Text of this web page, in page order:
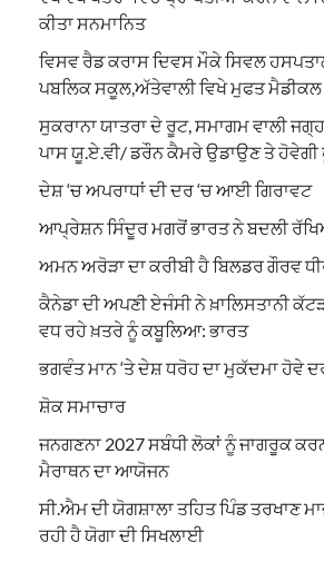
ਕੀਤਾ ਸਨਮਾਨਿਤ
ਵਿਸਵ ਰੈਡ ਕਰਾਸ ਦਿਵਸ ਮੌਕੇ ਸਿਵਲ
ਪਬਲਿਕ ਸਕੂਲ,ਅੱਤੇਵਾਲੀ ਵਿਖੇ ਮੁਫਤ
ਸੁਕਰਾਨਾ ਯਾਤਰਾ ਦੇ ਰੂਟ, ਸਮਾਗਮ ਵਾਲੀ
ਪਾਸ ਯੂ.ਏ.ਵੀ/ ਡਰੌਨ ਕੈਮਰੇ ਉਡਾਉਣ ਤੇ ਹੋਵੇਗੀ
ਦੇਸ਼ ‘ਚ ਅਪਰਾਧਾਂ ਦੀ ਦਰ ‘ਚ ਆਈ ਗਿਰਾਵਟ
ਆਪ੍ਰੇਸ਼ਨ ਸਿੰਦੂਰ ਮਗਰੋਂ ਭਾਰਤ ਨੇ ਬਦਲੀ
ਅਮਨ ਅਰੋੜਾ ਦਾ ਕਰੀਬੀ ਹੈ ਬਿਲਡਰ ਗੌਰਵ
ਕੈਨੇਡਾ ਦੀ ਅਪਣੀ ਏਜੰਸੀ ਨੇ ਖ਼ਾਲਿਸਤਾਨੀ
ਵਧ ਰਹੇ ਖ਼ਤਰੇ ਨੂੰ ਕਬੂਲਿਆ: ਭਾਰਤ
ਭਗਵੰਤ ਮਾਨ ‘ਤੇ ਦੇਸ਼ ਧਰੋਹ ਦਾ ਮੁਕੱਦਮਾ ਹੋਵੇ
ਸ਼ੋਕ ਸਮਾਚਾਰ
ਜਨਗਣਨਾ 2027 ਸਬੰਧੀ ਲੋਕਾਂ ਨੂੰ ਜਾਗਰੂਕ
ਮੈਰਾਥਨ ਦਾ ਆਯੋਜਨ
ਸੀ.ਐਮ ਦੀ ਯੋਗਸ਼ਾਲਾ ਤਹਿਤ ਪਿੰਡ ਤਰਖਾਣ
ਰਹੀ ਹੈ ਯੋਗਾ ਦੀ ਸਿਖਲਾਈ